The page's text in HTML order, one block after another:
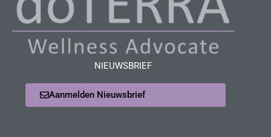
NIEUWSBRIEF
Aanmelden Nieuwsbrief